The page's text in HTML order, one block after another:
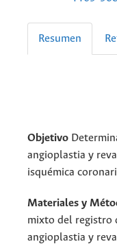
Resumen
Objetivo
angioplastia y
isquémica
Materiales y
mixto del registro
angioplastia y